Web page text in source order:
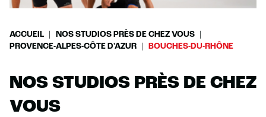
ACCUEIL
NOS STUDIOS PRÈS DE CHEZ VOUS
PROVENCE-ALPES-CÔTE D'AZUR
BOUCHES-DU-RHÔNE
NOS STUDIOS PRÈS DE CHEZ
VOUS